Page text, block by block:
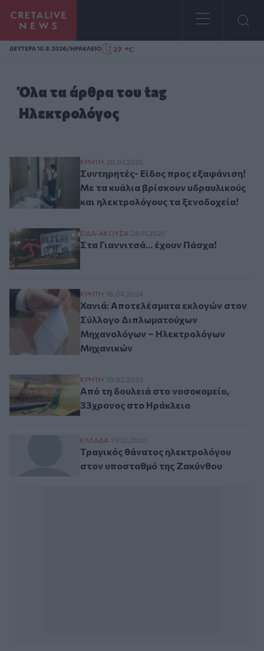
Homepage
ΔΕΥΤΕΡΑ 10.8.2026/ΗΡΑΚΛΕΙΟ 27 °C
Όλα τα άρθρα του tag
Ηλεκτρολόγος
Συντηρητές- Είδος προς εξαφάνιση! Με
ΚΡΗΤΗ 20.07.2026
Συντηρητές- Είδος προς εξαφάνιση!
Με τα κυάλια βρίσκουν υδραυλικούς
και ηλεκτρολόγους τα ξενοδοχεία!
Στα Γιαννιτσά... έχουν Πάσχα!
ΕΙΔΑ-ΑΚΟΥΣΑ 28.11.2025
Στα Γιαννιτσά... έχουν Πάσχα!
Χανιά: Αποτελέσματα εκλογών στον
ΚΡΗΤΗ 16.04.2024
Χανιά: Αποτελέσματα εκλογών στον
Σύλλογο Διπλωματούχων
Μηχανολόγων – Ηλεκτρολόγων
Μηχανικών
Από τη δουλειά στο νοσοκομείο,
ΚΡΗΤΗ 10.02.2023
Από τη δουλειά στο νοσοκομείο,
33χρονος στο Ηράκλειο
Τραγικός θάνατος ηλεκτρολόγου στον
ΕΛΛAΔΑ 29.12.2020
Τραγικός θάνατος ηλεκτρολόγου
στον υποσταθμό της Ζακύνθου